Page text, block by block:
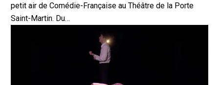
petit air de Comédie-Française au Théâtre de la Porte
Saint-Martin. Du…